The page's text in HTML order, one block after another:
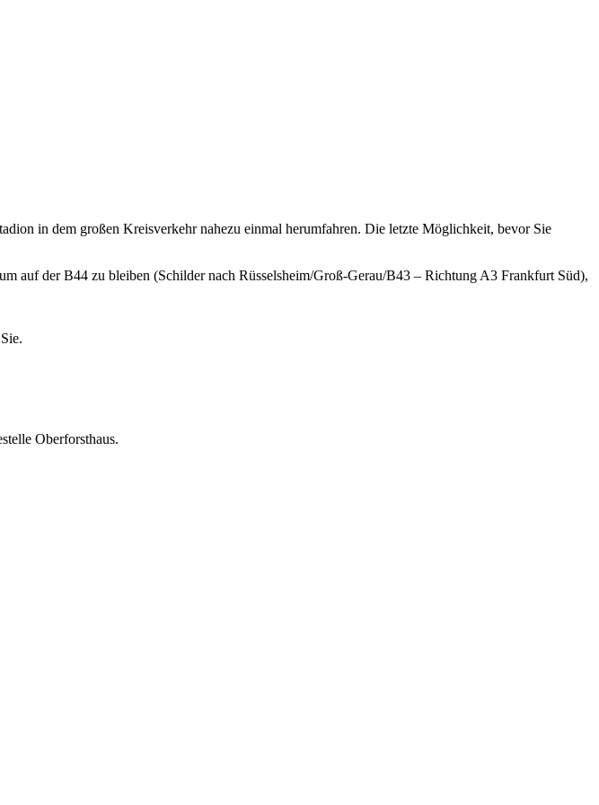
in dem großen Kreisverkehr nahezu einmal herumfahren. Die letzte Möglichkeit, bevor Sie
auf der B44 zu bleiben (Schilder nach Rüsselsheim/Groß-Gerau/B43 – Richtung A3 Frankfurt Süd),
Oberforsthaus.